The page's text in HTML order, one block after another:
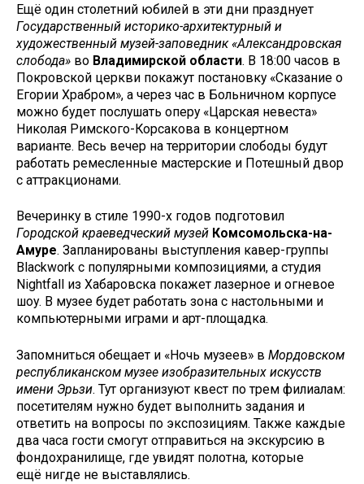
Ещё один столетний юбилей в эти дни празднует
Государственный историко-архитектурный и
художественный музей-заповедник «Александровская
слобода» во Владимирской области. В 18:00 часов в
Покровской церкви покажут постановку «Сказание о
Егории Храбром», а через час в Больничном корпусе
можно будет послушать оперу «Царская невеста»
Николая Римского-Корсакова в концертном
варианте. Весь вечер на территории слободы будут
работать ремесленные мастерские и Потешный двор
с аттракционами.
Вечеринку в стиле 1990-х годов подготовил
Городской краеведческий музей Комсомольска-на-
Амуре. Запланированы выступления кавер-группы
Blackwork с популярными композициями, а студия
Nightfall из Хабаровска покажет лазерное и огневое
шоу. В музее будет работать зона с настольными и
компьютерными играми и арт-площадка.
Запомниться обещает и «Ночь музеев» в Мордовском
республиканском музее изобразительных искусств
имени Эрьзи. Тут организуют квест по трем филиалам:
посетителям нужно будет выполнить задания и
ответить на вопросы по экспозициям. Также каждые
два часа гости смогут отправиться на экскурсию в
фондохранилище, где увидят полотна, которые
ещё нигде не выставлялись.